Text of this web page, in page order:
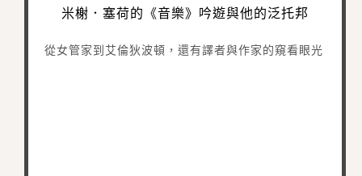
米榭．塞荷的《音樂》吟遊與他的泛托邦
從女管家到艾倫狄波頓，還有譯者與作家的窺看眼光